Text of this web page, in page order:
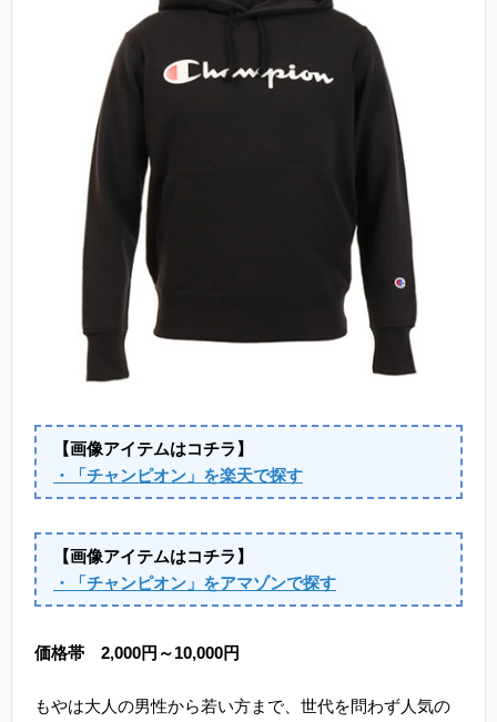
【画像アイテムはコチラ】
・「チャンピオン」を楽天で探す
【画像アイテムはコチラ】
・「チャンピオン」をアマゾンで探す
価格帯 2,000円～10,000円
もやは大人の男性から若い方まで、世代を問わず人気の